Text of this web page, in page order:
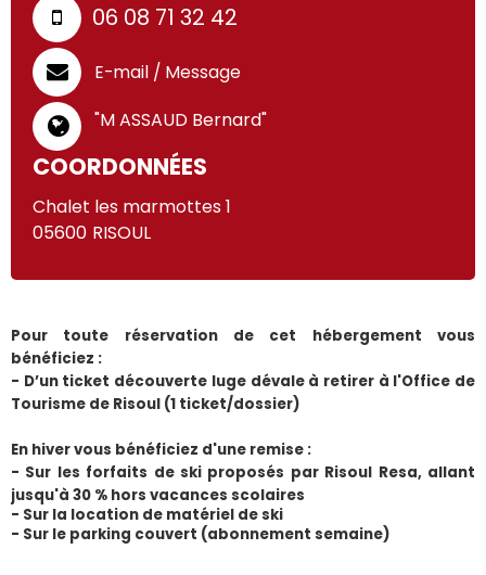
06 08 71 32 42
E-mail / Message
"M ASSAUD Bernard"
COORDONNÉES
Chalet les marmottes 1
05600 RISOUL
Pour toute réservation de cet hébergement vous
bénéficiez :
- D’un ticket découverte luge dévale à retirer à l'Office de
Tourisme de Risoul (1 ticket/dossier)
En hiver vous bénéficiez d'une remise :
- Sur les forfaits de ski proposés par Risoul Resa, allant
jusqu'à 30 % hors vacances scolaires
- Sur la location de matériel de ski
- Sur le parking couvert (abonnement semaine)